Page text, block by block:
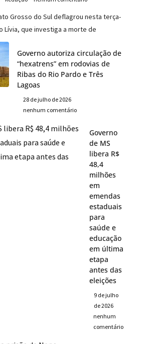
Grosso do Sul deflagrou nesta terça-
Lívia, que investiga a morte de
Governo autoriza circulação de
“hexatrens” em rodovias de
Ribas do Rio Pardo e Três
Lagoas
28 de julho de 2026
nenhum comentário
Governo
de MS
libera R$
48,4
milhões
em
emendas
estaduais
para
saúde e
educação
em última
etapa
antes das
eleições
9 de julho
de 2026
nenhum
comentário